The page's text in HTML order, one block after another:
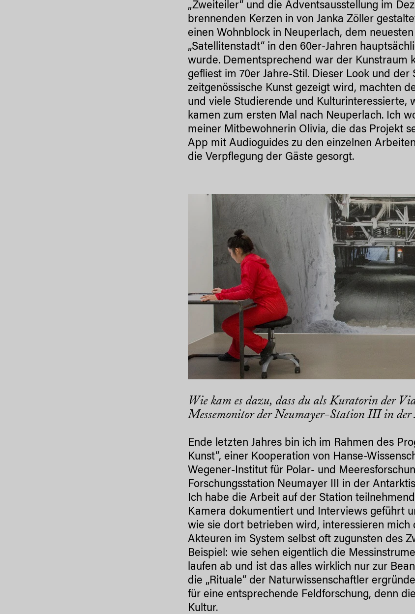
„Zweiteiler“ und die Adventsausstellung im
brennenden Kerzen in von Janka Zöller
einen Wohnblock in Neuperlach, dem
„Satellitenstadt“ in den 60er-Jahren
wurde. Dementsprechend war der Kunstraum
gefliest im 70er Jahre-Stil. Dieser Look und
zeitgenössische Kunst gezeigt wird, machten
und viele Studierende und Kulturinteressierte,
kamen zum ersten Mal nach Neuperlach. Ich
meiner Mitbewohnerin Olivia, die das Projekt
App mit Audioguides zu den einzelnen
die Verpflegung der Gäste gesorgt.
Wie kam es dazu, dass du als Kuratorin der
Messemonitor der Neumayer-Station III in
Ende letzten Jahres bin ich im Rahmen des
Kunst“, einer Kooperation von Hanse-
Wegener-Institut für Polar- und
Forschungsstation Neumayer III in der
Ich habe die Arbeit auf der Station
Kamera dokumentiert und Interviews geführt
wie sie dort betrieben wird, interessieren mich
Akteuren im System selbst oft zugunsten des
Beispiel: wie sehen eigentlich die
laufen ab und ist das alles wirklich nur zur
die „Rituale“ der Naturwissenschaftler
für eine entsprechende Feldforschung, denn
Kultur.